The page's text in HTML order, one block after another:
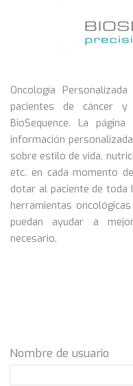
Oncología
pacientes de cáncer
BioSequence. La
información
sobre estilo de vida,
etc. en cada momento
dotar al paciente de
herramientas
puedan ayudar a
necesario.
Nombre de usuario